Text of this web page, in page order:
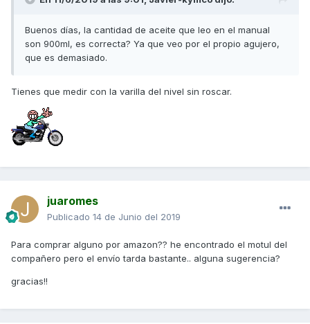
Buenos días, la cantidad de aceite que leo en el manual
son 900ml, es correcta? Ya que veo por el propio agujero,
que es demasiado.
Tienes que medir con la varilla del nivel sin roscar.
juaromes
Publicado 14 de Junio del 2019
Para comprar alguno por amazon?? he encontrado el motul del
compañero pero el envío tarda bastante.. alguna sugerencia?
gracias!!